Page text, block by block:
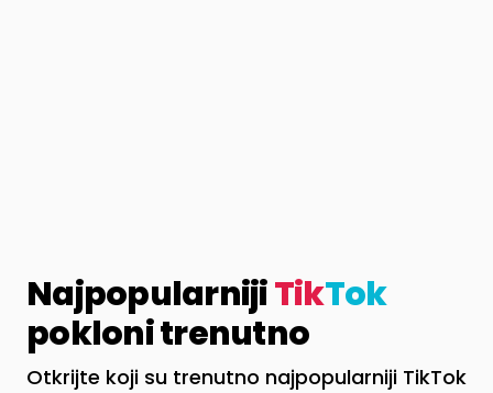
NajpopularnijiTikTok
pokloni trenutno
Otkrijte koji su trenutno najpopularniji TikTok